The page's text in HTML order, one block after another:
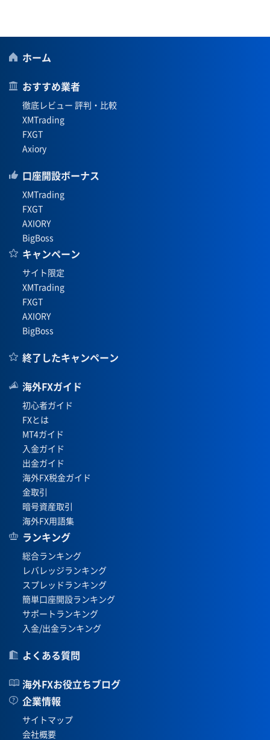
ホーム
おすすめ業者
徹底レビュー 評判・比較
XMTrading
FXGT
Axiory
口座開設ボーナス
XMTrading
FXGT
AXIORY
BigBoss
キャンペーン
サイト限定
XMTrading
FXGT
AXIORY
BigBoss
終了したキャンペーン
海外FXガイド
初心者ガイド
FXとは
MT4ガイド
入金ガイド
出金ガイド
海外FX税金ガイド
金取引
暗号資産取引
海外FX用語集
ランキング
総合ランキング
レバレッジランキング
スプレッドランキング
簡単口座開設ランキング
サポートランキング
入金/出金ランキング
よくある質問
海外FXお役立ちブログ
企業情報
サイトマップ
会社概要